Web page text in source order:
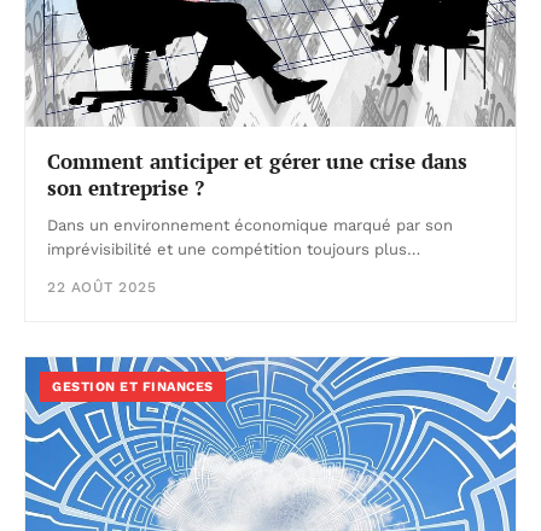
Comment anticiper et gérer une crise dans
son entreprise ?
Dans un environnement économique marqué par son
imprévisibilité et une compétition toujours plus…
22 AOÛT 2025
GESTION ET FINANCES